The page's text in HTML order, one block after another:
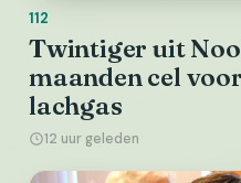
112
Twintiger uit
maanden cel
lachgas
12 uur geleden